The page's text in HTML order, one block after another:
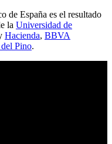
de España es el resultado
la Universidad de
Hacienda, BBVA
Pino.